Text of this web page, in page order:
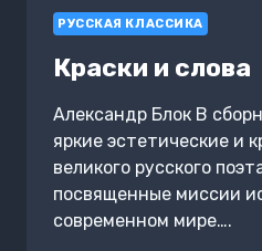
РУССКАЯ КЛАССИКА
Краски и слова
Александр Блок В
яркие эстетические и
великого русского
посвященные миссии
современном мире….